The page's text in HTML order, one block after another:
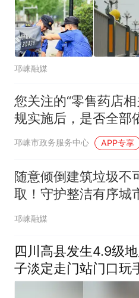
邛崃融媒
您关注的“零售药店
规实施后，是否全部
新规执行”等问题，解
邛崃市政务服务中心 APP专享
随意倾倒建筑垃圾不
取！守护整洁有序城
邛崃融媒
四川高县发生4.9级
子淡定走门站门口玩